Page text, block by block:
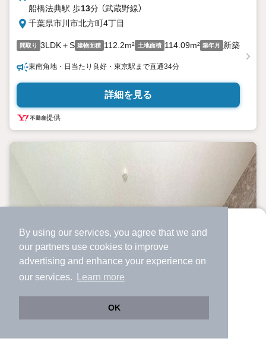
By using our services, you agree that we and
our partners use cookies to improve
advertising and enhance your experience on
our services.
Learn more
OK
より使いやすくなった
アプリで物件探ししませんか？
サクサク動く地図で物件検索
船橋法典駅 歩13分 （武蔵野線）
千葉県市川市北方町4丁目
間取り 3LDK＋S 建物面積 112.2m² 土地面積 114.09m² 築年月 新築
東南角地・日当たり良好・東京駅まで直通34分
詳細を見る
提供